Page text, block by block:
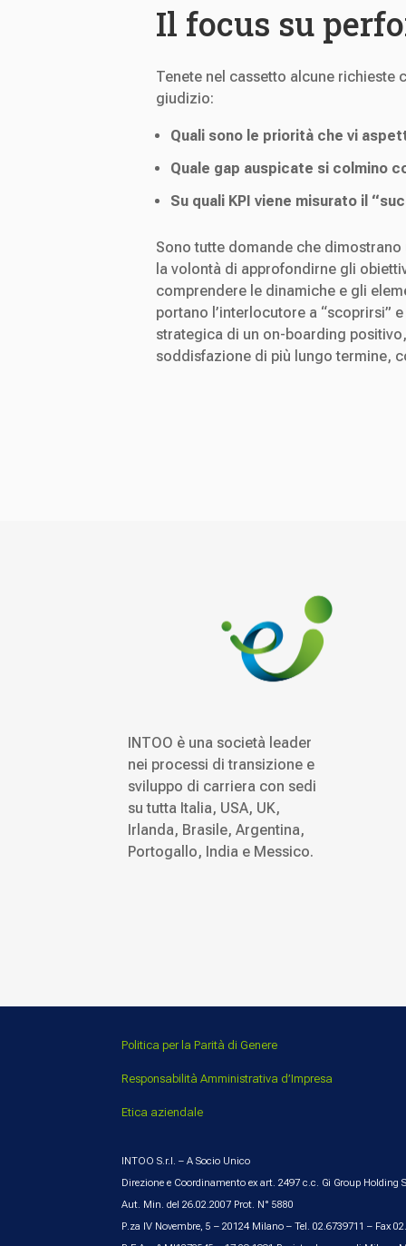
Il focus su
Tenete nel cassetto alcune richieste
giudizio:
Quali sono le priorità che vi
Quale gap auspicate si colmino
Su quali KPI viene misurato il
Sono tutte domande che dimostrano
la volontà di approfondirne gli
comprendere le dinamiche e gli
portano l’interlocutore a “scoprirsi”
strategica di un on-boarding
soddisfazione di più lungo termine,
INTOO è una società leader
nei processi di transizione e
sviluppo di carriera con sedi
su tutta Italia, USA, UK,
Irlanda, Brasile, Argentina,
Portogallo, India e Messico.
Politica per la Parità di Genere
Responsabilità Amministrativa d’Impresa
Etica aziendale
INTOO S.r.l. – A Socio Unico
Direzione e Coordinamento ex art. 2497 c.c. Gi Group Holding
Aut. Min. del 26.02.2007 Prot. N° 5880
P.za IV Novembre, 5 – 20124 Milano – Tel. 02.6739711 – Fax